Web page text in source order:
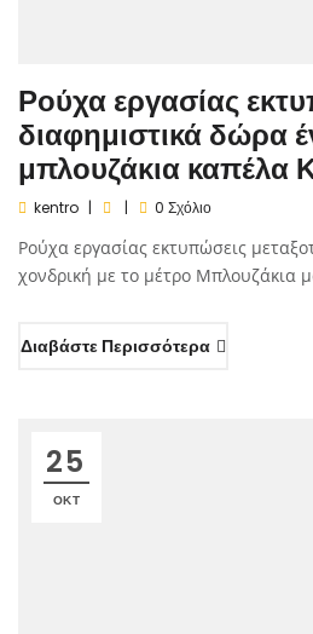
Ρούχα εργασίας
διαφημιστικά δώρα
μπλουζάκια καπέλα
kentro 0 Σχόλιο
Ρούχα εργασίας εκτυπώσεις
χονδρική με το μέτρο Μπλουζάκια
Διαβάστε Περισσότερα
25
ΟΚΤ